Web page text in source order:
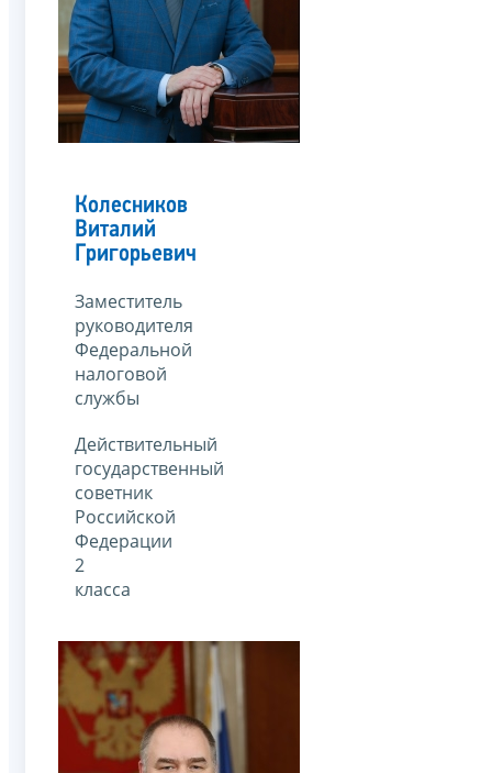
Колесников
Виталий
Григорьевич
Заместитель
руководителя
Федеральной
налоговой
службы
Действительный
государственный
советник
Российской
Федерации
2
класса